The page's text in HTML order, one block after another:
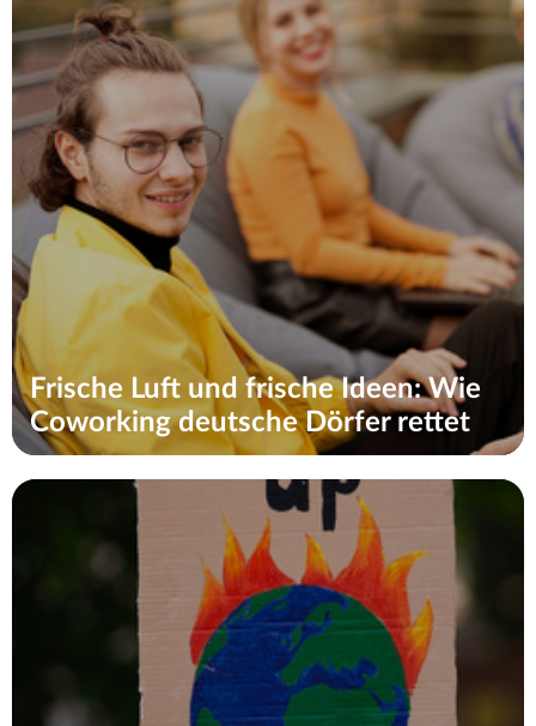
Frische Luft und frische Ideen: Wie
Coworking deutsche Dörfer rettet